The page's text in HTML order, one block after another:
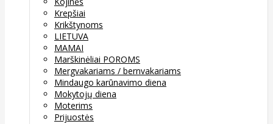
Krepšiai
Krikštynoms
LIETUVA
MAMAI
Marškinėliai POROMS
Mergvakariams / bernvakariams
Mindaugo karūnavimo diena
Mokytojų diena
Moterims
Prijuostės